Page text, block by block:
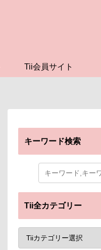
Tii会員サイト
キーワード検索
Tii全カテゴリー